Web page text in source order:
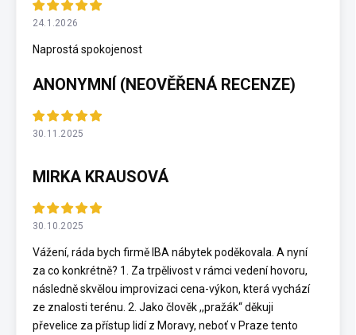
24.1.2026
Naprostá spokojenost
ANONYMNÍ (NEOVĚŘENÁ RECENZE)
30.11.2025
MIRKA KRAUSOVÁ
30.10.2025
Vážení, ráda bych firmě IBA nábytek poděkovala. A nyní
za co konkrétně? 1. Za trpělivost v rámci vedení hovoru,
následně skvělou improvizaci cena-výkon, která vychází
ze znalosti terénu. 2. Jako člověk ,,pražák“ děkuji
převelice za přístup lidí z Moravy, neboť v Praze tento